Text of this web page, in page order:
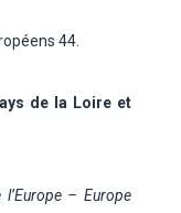
44.
de la Loire et
– Europe